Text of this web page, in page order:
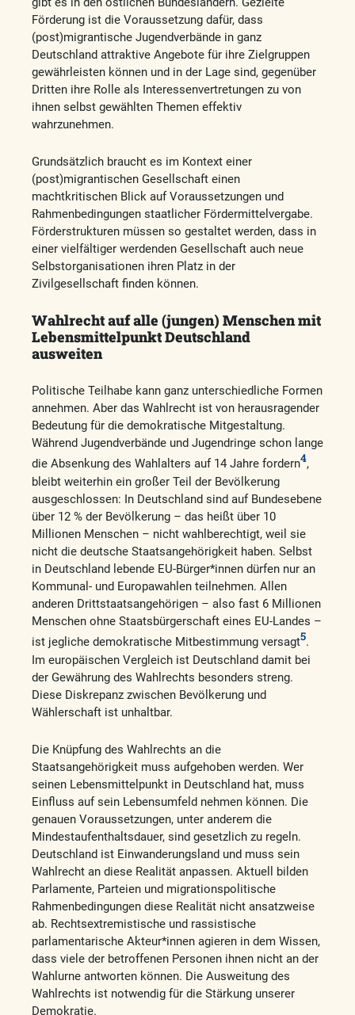
Förderung ist die Voraussetzung dafür, dass
(post)migrantische Jugendverbände in ganz
Deutschland attraktive Angebote für ihre Zielgruppen
gewährleisten können und in der Lage sind, gegenüber
Dritten ihre Rolle als Interessenvertretungen zu von
ihnen selbst gewählten Themen effektiv
wahrzunehmen.
Grundsätzlich braucht es im Kontext einer
(post)migrantischen Gesellschaft einen
machtkritischen Blick auf Voraussetzungen und
Rahmenbedingungen staatlicher Fördermittelvergabe.
Förderstrukturen müssen so gestaltet werden, dass in
einer vielfältiger werdenden Gesellschaft auch neue
Selbstorganisationen ihren Platz in der
Zivilgesellschaft finden können.
Wahlrecht auf alle (jungen) Menschen mit
Lebensmittelpunkt Deutschland
ausweiten
Politische Teilhabe kann ganz unterschiedliche Formen
annehmen. Aber das Wahlrecht ist von herausragender
Bedeutung für die demokratische Mitgestaltung.
Während Jugendverbände und Jugendringe schon lange
die Absenkung des Wahlalters auf 14 Jahre fordern4,
bleibt weiterhin ein großer Teil der Bevölkerung
ausgeschlossen: In Deutschland sind auf Bundesebene
über 12 % der Bevölkerung – das heißt über 10
Millionen Menschen – nicht wahlberechtigt, weil sie
nicht die deutsche Staatsangehörigkeit haben. Selbst
in Deutschland lebende EU-Bürger*innen dürfen nur an
Kommunal- und Europawahlen teilnehmen. Allen
anderen Drittstaatsangehörigen – also fast 6 Millionen
Menschen ohne Staatsbürgerschaft eines EU-Landes –
ist jegliche demokratische Mitbestimmung versagt5.
Im europäischen Vergleich ist Deutschland damit bei
der Gewährung des Wahlrechts besonders streng.
Diese Diskrepanz zwischen Bevölkerung und
Wählerschaft ist unhaltbar.
Die Knüpfung des Wahlrechts an die
Staatsangehörigkeit muss aufgehoben werden. Wer
seinen Lebensmittelpunkt in Deutschland hat, muss
Einfluss auf sein Lebensumfeld nehmen können. Die
genauen Voraussetzungen, unter anderem die
Mindestaufenthaltsdauer, sind gesetzlich zu regeln.
Deutschland ist Einwanderungsland und muss sein
Wahlrecht an diese Realität anpassen. Aktuell bilden
Parlamente, Parteien und migrationspolitische
Rahmenbedingungen diese Realität nicht ansatzweise
ab. Rechtsextremistische und rassistische
parlamentarische Akteur*innen agieren in dem Wissen,
dass viele der betroffenen Personen ihnen nicht an der
Wahlurne antworten können. Die Ausweitung des
Wahlrechts ist notwendig für die Stärkung unserer
Demokratie.